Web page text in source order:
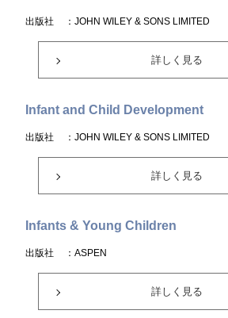
出版社 ：JOHN WILEY & SONS LIMITED
詳しく見る
Infant and Child Development
出版社 ：JOHN WILEY & SONS LIMITED
詳しく見る
Infants & Young Children
出版社 ：ASPEN
詳しく見る